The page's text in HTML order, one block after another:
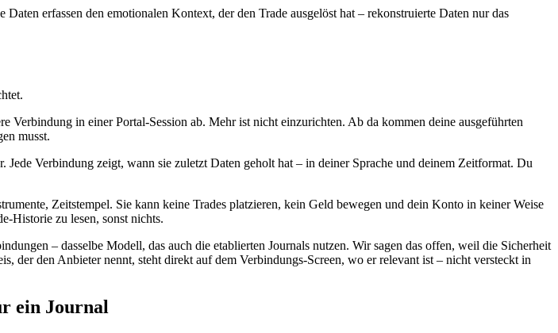
erfassen den emotionalen Kontext, der den Trade ausgelöst hat – rekonstruierte Daten nur das
in einer Portal-Session ab. Mehr ist nicht einzurichten. Ab da kommen deine ausgeführten
musst.
Verbindung zeigt, wann sie zuletzt Daten geholt hat – in deiner Sprache und deinem Zeitformat. Du
Zeitstempel. Sie kann keine Trades platzieren, kein Geld bewegen und dein Konto in keiner Weise
Historie zu lesen, sonst nichts.
– dasselbe Modell, das auch die etablierten Journals nutzen. Wir sagen das offen, weil die Sicherheit
der den Anbieter nennt, steht direkt auf dem Verbindungs-Screen, wo er relevant ist – nicht versteckt in
ein Journal